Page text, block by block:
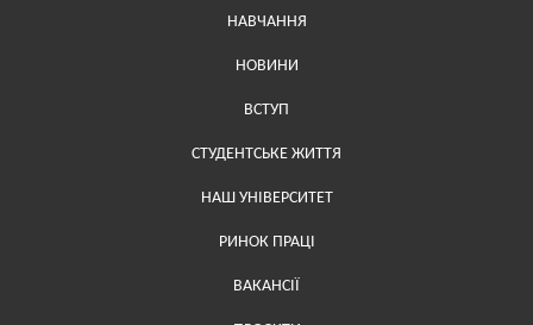
Меню у хедері
НАВЧАННЯ
НОВИНИ
ВСТУП
СТУДЕНТСЬКЕ ЖИТТЯ
НАШ УНІВЕРСИТЕТ
РИНОК ПРАЦІ
ВАКАНСІЇ